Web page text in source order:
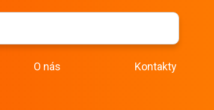
O nás Kontakty